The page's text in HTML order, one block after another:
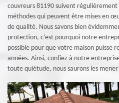
couvreurs 81190 suivent
méthodes qui peuvent être mises en
de qualité. Nous savons bien
protection, c’est pourquoi notre
possible pour que votre maison puisse
années. Ainsi, confiez à notre
toute quiétude, nous saurons les mener